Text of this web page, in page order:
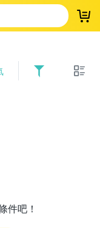
登
件吧！